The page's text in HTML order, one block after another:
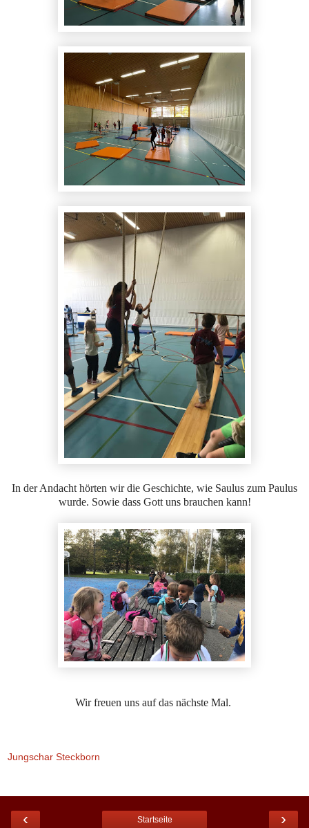
In der Andacht hörten wir die Geschichte, wie Saulus zum Paulus
wurde. Sowie dass Gott uns brauchen kann!
Wir freuen uns auf das nächste Mal.
Jungschar Steckborn
‹ ›
Startseite